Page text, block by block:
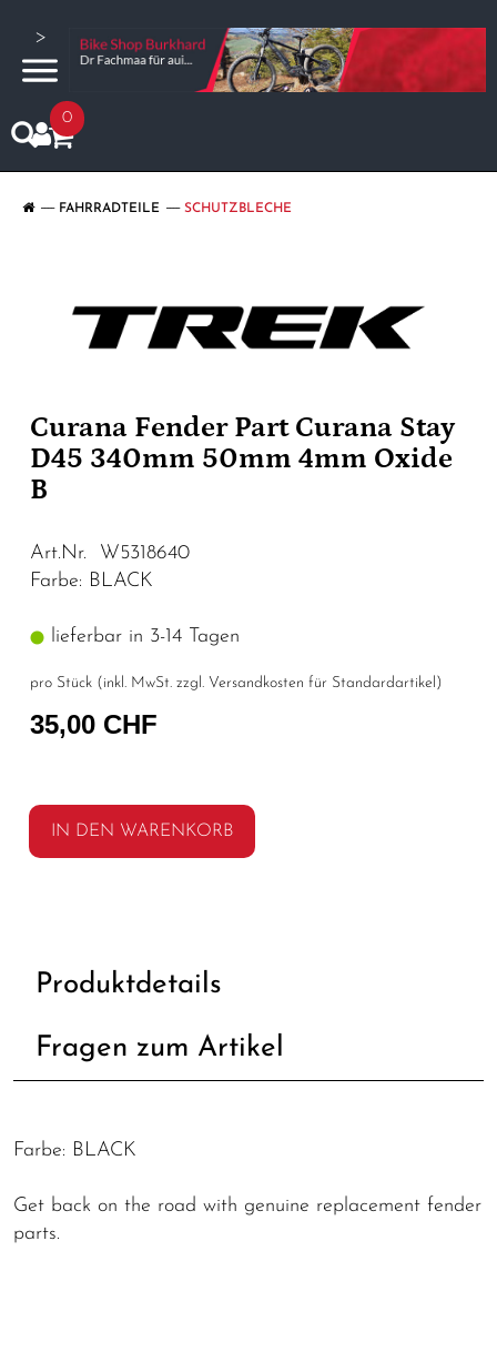
>
0
FAHRRADTEILE SCHUTZBLECHE
Curana Fender Part Curana Stay
D45 340mm 50mm 4mm Oxide
B
Art.Nr. W5318640
Farbe: BLACK
lieferbar in 3-14 Tagen
pro Stück (inkl. MwSt. zzgl. Versandkosten für Standardartikel )
35,00 CHF
IN DEN WARENKORB
Produktdetails
Fragen zum Artikel
Farbe: BLACK
Get back on the road with genuine replacement fender
parts.